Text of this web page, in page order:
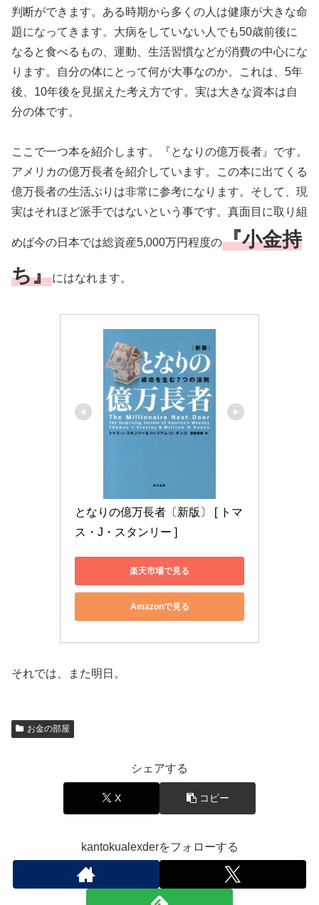
判断ができます。ある時期から多くの人は健康が大きな命
題になってきます。大病をしていない人でも50歳前後に
なると食べるもの、運動、生活習慣などが消費の中心にな
ります。自分の体にとって何が大事なのか。これは、5年
後、10年後を見据えた考え方です。実は大きな資本は自
分の体です。
ここで一つ本を紹介します。『となりの億万長者』です。
アメリカの億万長者を紹介しています。この本に出てくる
億万長者の生活ぶりは非常に参考になります。そして、現
実はそれほど派手ではないという事です。真面目に取り組
めば今の日本では総資産5,000万円程度の『小金持
ち』にはなれます。
となりの億万長者〔新版〕 [ トマ
ス・J・スタンリー ]
楽天市場で見る
Amazonで見る
それでは、また明日。
お金の部屋
シェアする
X コピー
kantokualexderをフォローする